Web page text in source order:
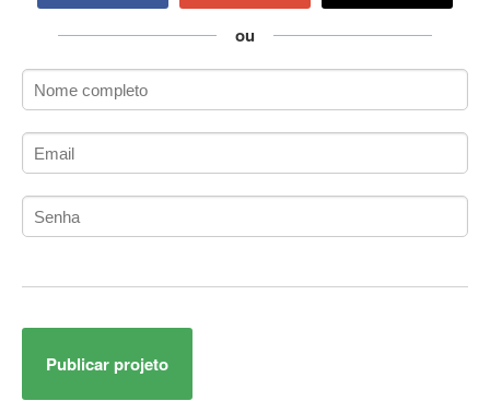
Ada
Adianti Framework
ADK
Administração
Administração de Artistas e Repertórios
Administração de Redes
Administração PostgreSQL
ADO.NET Entity Framework
ou
Publicar projeto